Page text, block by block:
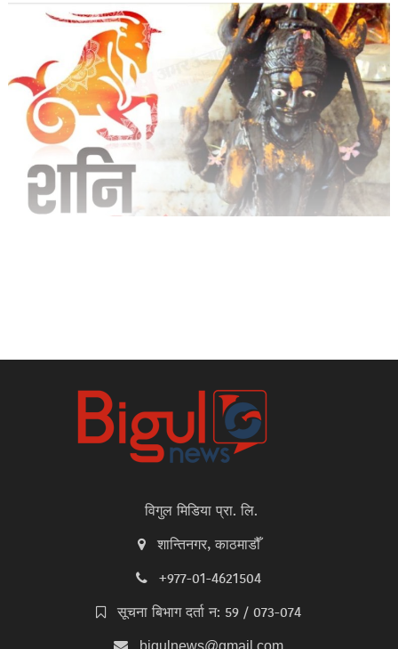
विगुल मिडिया प्रा. लि.
शान्तिनगर, काठमाडौँ
+977-01-4621504
सूचना बिभाग दर्ता न: 59 / 073-074